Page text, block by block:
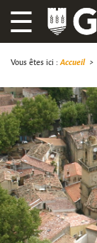
☰
Vous êtes ici : Accueil>